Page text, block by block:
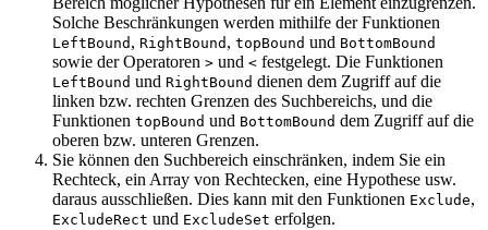
Solche Beschränkungen werden mithilfe der Funktionen
LeftBound , RightBound , topBound und BottomBound
sowie der Operatoren > und < festgelegt. Die Funktionen
LeftBound und RightBound dienen dem Zugriff auf die
linken bzw. rechten Grenzen des Suchbereichs, und die
Funktionen topBound und BottomBound dem Zugriff auf die
oberen bzw. unteren Grenzen.
Sie können den Suchbereich einschränken, indem Sie ein
Rechteck, ein Array von Rechtecken, eine Hypothese usw.
daraus ausschließen. Dies kann mit den Funktionen Exclude,
ExcludeRect und ExcludeSet erfolgen.